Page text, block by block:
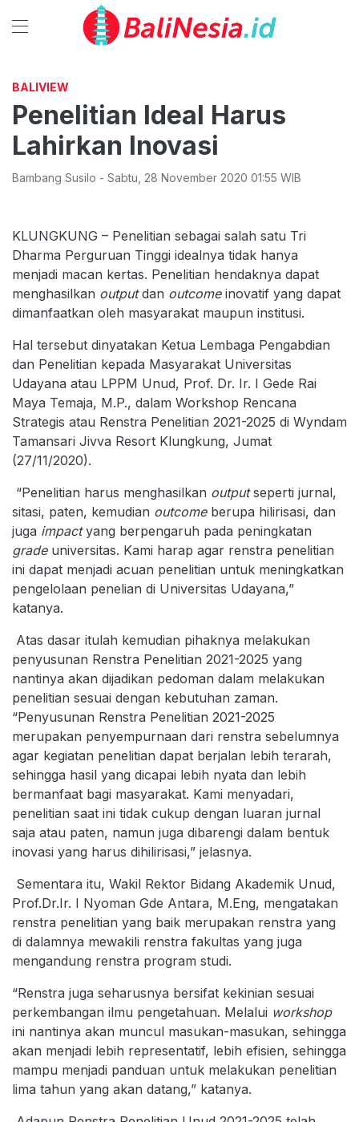
BALIVIEW
Penelitian Ideal Harus
Lahirkan Inovasi
Bambang Susilo - Sabtu 28 November 2020 01:55 WIB
KLUNGKUNG – Penelitian sebagai salah satu Tri
Dharma Perguruan Tinggi idealnya tidak hanya
menjadi macan kertas. Penelitian hendaknya dapat
menghasilkan outputdan outcome inovatif yang dapat
dimanfaatkan oleh masyarakat maupun institusi.
Hal tersebut dinyatakan Ketua Lembaga Pengabdian
dan Penelitian kepada Masyarakat Universitas
Udayana atau LPPM Unud, Prof. Dr. Ir. I Gede Rai
Maya Temaja, M.P., dalam Workshop Rencana
Strategis atau Renstra Penelitian 2021-2025 di Wyndam
Tamansari Jivva Resort Klungkung, Jumat
(27/11/2020).
“Penelitian harus menghasilkan outputseperti jurnal,
sitasi, paten, kemudian outcomeberupa hilirisasi, dan
juga impactyang berpengaruh pada peningkatan
gradeuniversitas. Kami harap agar renstra penelitian
ini dapat menjadi acuan penelitian untuk meningkatkan
pengelolaan penelian di Universitas Udayana,”
katanya.
Atas dasar itulah kemudian pihaknya melakukan
penyusunan Renstra Penelitian 2021-2025 yang
nantinya akan dijadikan pedoman dalam melakukan
penelitian sesuai dengan kebutuhan zaman.
“Penyusunan Renstra Penelitian 2021-2025
merupakan penyempurnaan dari renstra sebelumnya
agar kegiatan penelitian dapat berjalan lebih terarah,
sehingga hasil yang dicapai lebih nyata dan lebih
bermanfaat bagi masyarakat. Kami menyadari,
penelitian saat ini tidak cukup dengan luaran jurnal
saja atau paten, namun juga dibarengi dalam bentuk
inovasi yang harus dihilirisasi,” jelasnya.
Sementara itu, Wakil Rektor Bidang Akademik Unud,
Prof.Dr.Ir. I Nyoman Gde Antara, M.Eng, mengatakan
renstra penelitian yang baik merupakan renstra yang
di dalamnya mewakili renstra fakultas yang juga
mengandung renstra program studi.
“Renstra juga seharusnya bersifat kekinian sesuai
perkembangan ilmu pengetahuan. Melalui workshop
ini nantinya akan muncul masukan-masukan, sehingga
akan menjadi lebih representatif, lebih efisien, sehingga
mampu menjadi panduan untuk melakukan penelitian
lima tahun yang akan datang,” katanya.